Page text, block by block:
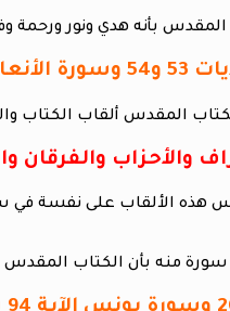
والأحزاب والفرقان
هذه الألقاب على نفسة في